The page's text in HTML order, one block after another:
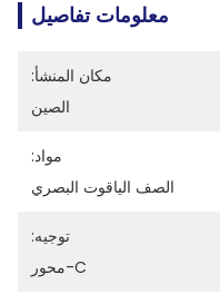
معلومات تفاصيل
مكان المنشأ:
الصين
مواد:
الصف الياقوت البصري
توجيه:
C-محور